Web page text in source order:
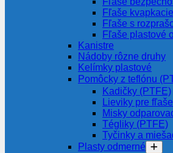
Fľaše kvapkacie
Fľaše s
Fľaše plastové
Kanistre
Nádoby rôzne druhy
Kelímky plastové
Pomôcky z teflónu
Kadičky (PTFE)
Lieviky pre
Misky
Tégliky (PTFE)
Tyčinky a
Plasty odmerné